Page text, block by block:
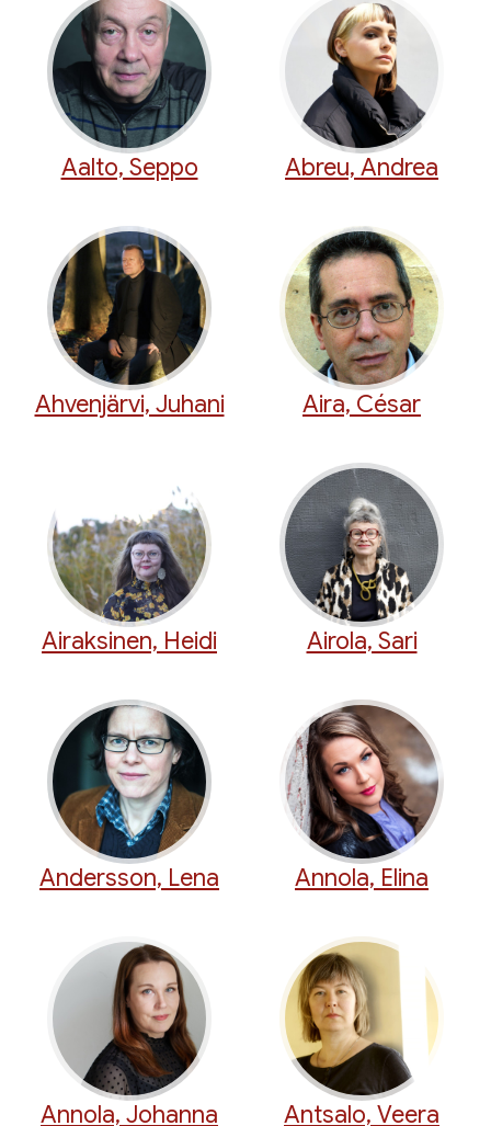
Aalto, Seppo Abreu, Andrea
Ahvenjärvi, Juhani Aira, César
Airaksinen, Heidi Airola, Sari
Andersson, Lena Annola, Elina
Annola, Johanna Antsalo, Veera